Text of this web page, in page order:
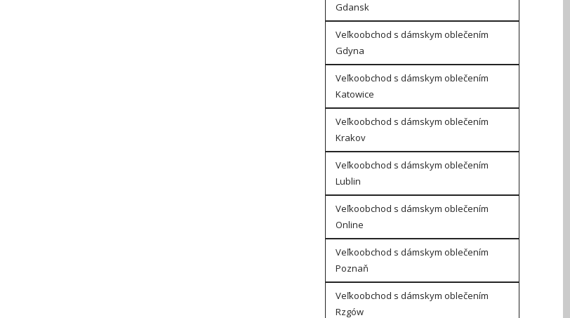
Gdansk
Veľkoobchod s dámskym oblečením
Gdyna
Veľkoobchod s dámskym oblečením
Katowice
Veľkoobchod s dámskym oblečením
Krakov
Veľkoobchod s dámskym oblečením
Lublin
Veľkoobchod s dámskym oblečením
Online
Veľkoobchod s dámskym oblečením
Poznaň
Veľkoobchod s dámskym oblečením
Rzgów